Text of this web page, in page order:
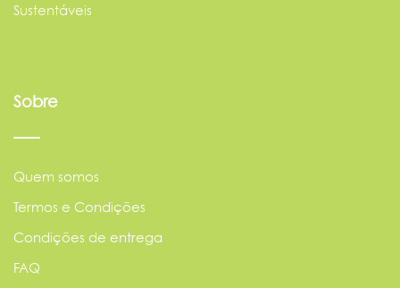
Sustentáveis
Sobre
Quem somos
Termos e Condições
Condições de entrega
FAQ